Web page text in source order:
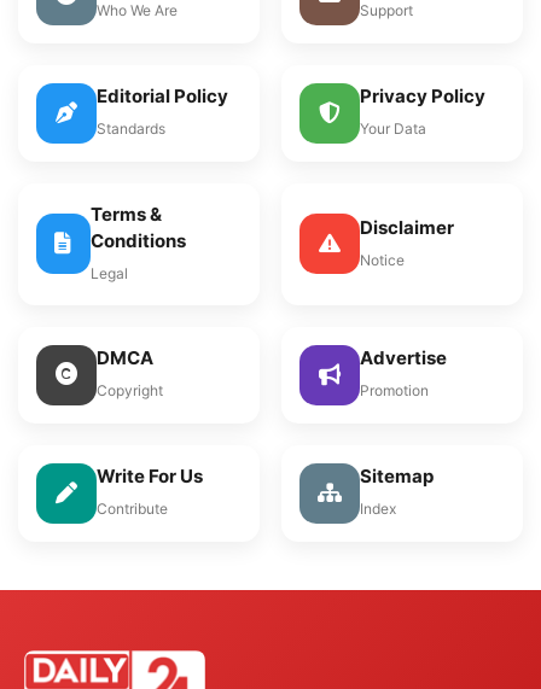
Who We Are Support
Editorial Policy
Standards
Privacy Policy
Your Data
Terms &
Conditions
Legal
Disclaimer
Notice
DMCA
Copyright
Advertise
Promotion
Write For Us
Contribute
Sitemap
Index